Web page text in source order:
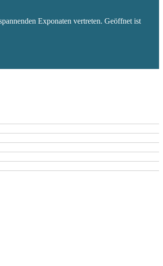
Exponaten vertreten. Geöffnet ist